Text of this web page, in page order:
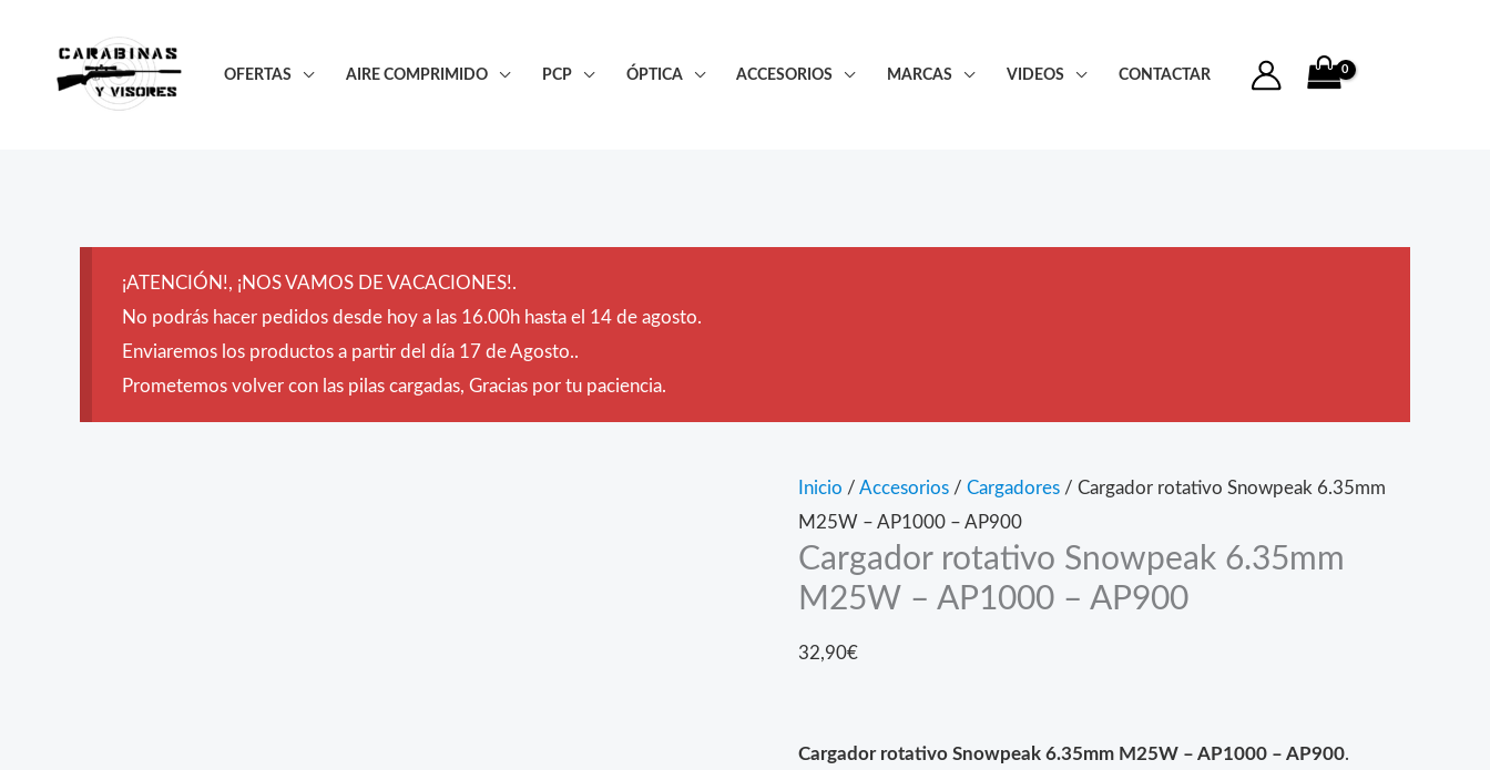
contenido
OFERTAS AIRE COMPRIMIDO PCP ÓPTICA ACCESORIOS MARCAS VIDEOS CONTACTAR
¡ATENCIÓN!, ¡NOS VAMOS DE VACACIONES!.
No podrás hacer pedidos desde hoy a las 16.00h hasta el 14 de agosto.
Enviaremos los productos a partir del día 17 de Agosto..
Prometemos volver con las pilas cargadas, Gracias por tu paciencia.
Inicio / Accesorios / Cargadores / Cargador rotativo Snowpeak 6.35mm
M25W – AP1000 – AP900
Cargador rotativo Snowpeak 6.35mm
M25W – AP1000 – AP900
32,90€
Cargador rotativo Snowpeak 6.35mm M25W – AP1000 – AP900.